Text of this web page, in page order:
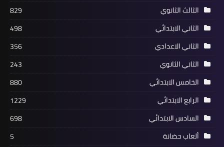
الثالث الثانوي
829
الثاني الابتدائي
498
الثاني الاعدادي
356
الثاني الثانوي
243
الخامس الابتدائي
880
الرابع الابتدائي
1229
السادس الابتدائي
698
ألعاب حضانة
5